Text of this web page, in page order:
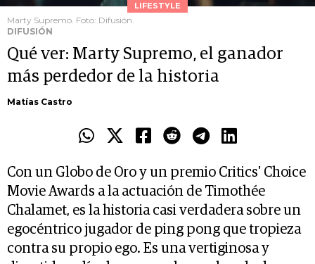
LIFESTYLE
Marty Supremo. Foto: Difusión.
DIFUSIÓN
Qué ver: Marty Supremo, el ganador
más perdedor de la historia
Matías Castro
Con un Globo de Oro y un premio Critics' Choice
Movie Awards a la actuación de Timothée
Chalamet, es la historia casi verdadera sobre un
egocéntrico jugador de ping pong que tropieza
contra su propio ego. Es una vertiginosa y